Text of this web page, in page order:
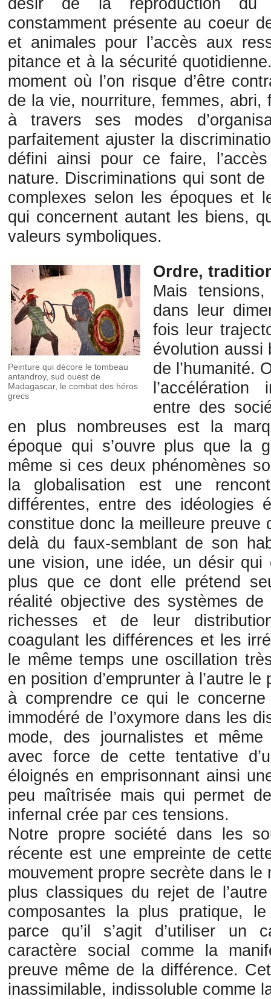
constamment présente au coeur
et animales pour l’accès aux
pitance et à la sécurité
moment où l’on risque d’être
de la vie, nourriture, femmes,
à travers ses modes
parfaitement ajuster la
défini ainsi pour ce faire,
nature. Discriminations qui sont
complexes selon les époques et
qui concernent autant les biens,
valeurs symboliques.
Peinture qui décore le tombeau
antandroy, sud ouest de
Madagascar, le combat des héros
grecs
Ordre,
Mais
dans leur
fois leur
évolution aussi
de l’humanité.
entre des
en plus nombreuses est la
époque qui s’ouvre plus que la
même si ces deux phénomènes
la globalisation est une
différentes, entre des idéologies
constitue donc la meilleure preuve
delà du faux-semblant de son
une vision, une idée, un désir qui
plus que ce dont elle prétend
réalité objective des systèmes
richesses et de leur
coagulant les différences et les
le même temps une oscillation
en position d’emprunter à l’autre
à comprendre ce qui le
immodéré de l’oxymore dans les
mode, des journalistes et
avec force de cette tentative
éloignés en emprisonnant ainsi
peu maîtrisée mais qui permet
infernal crée par ces tensions.
Notre propre société dans les
récente est une empreinte de
mouvement propre secrète dans
plus classiques du rejet de
composantes la plus pratique,
parce qu’il s’agit d’utiliser un
caractère social comme la
preuve même de la différence.
inassimilable, indissoluble comme